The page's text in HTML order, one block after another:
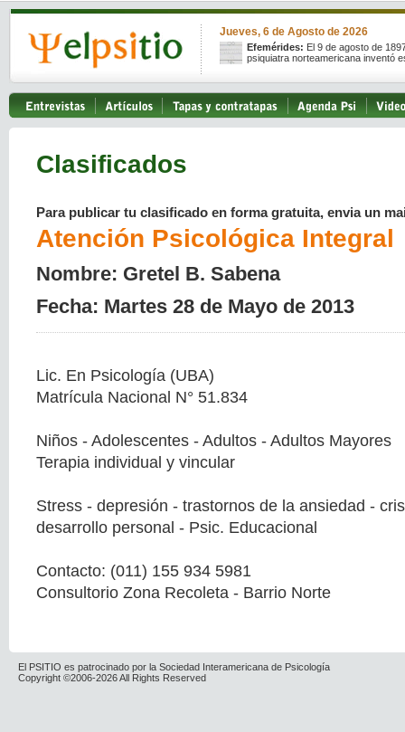
Jueves, 6 de Agosto de 2026
Efemérides: El 9 de agosto de
psiquiatra norteamericana inventó
Clasificados
Para publicar tu clasificado en forma gratuita, envia un
Atención Psicológica Integral
Nombre: Gretel B. Sabena
Fecha: Martes 28 de Mayo de 2013
Lic. En Psicología (UBA)
Matrícula Nacional N° 51.834
Niños - Adolescentes - Adultos - Adultos Mayores
Terapia individual y vincular
Stress - depresión - trastornos de la ansiedad -
desarrollo personal - Psic. Educacional
Contacto: (011) 155 934 5981
Consultorio Zona Recoleta - Barrio Norte
El PSITIO es patrocinado por la Sociedad Interamericana de Psicología
Copyright ©2006-2026 All Rights Reserved